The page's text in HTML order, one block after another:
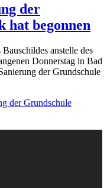
der
hat begonnen
anstelle des
Donnerstag in Bad
der Grundschule
der Grundschule